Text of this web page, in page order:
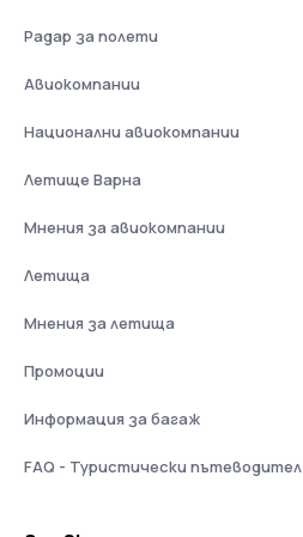
Радар за полети
Авиокомпании
Национални авиокомпании
Летище Варна
Мнения за авиокомпании
Летища
Мнения за летища
Промоции
Информация за багаж
FAQ - Туристически пътеводител